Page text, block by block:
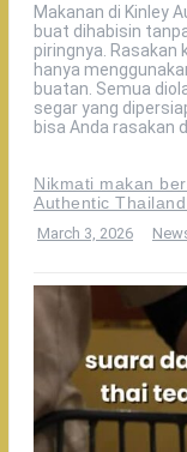
Makanan di Kinley
buat dihabisin
piringnya. Rasakan
hanya
buatan. Semua
segar yang
bisa Anda rasakan
Nikmati makan
Authentic
March 3, 2026